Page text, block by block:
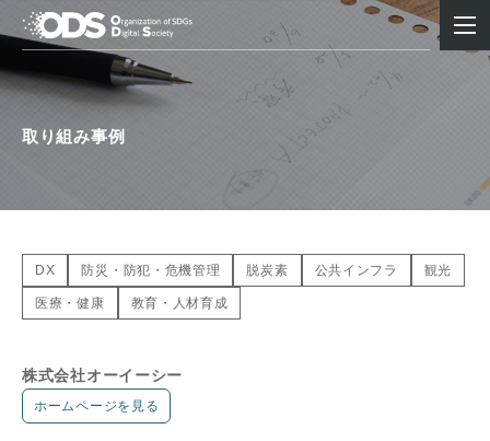
取り組み事例
DX 防災・防犯・危機管理 脱炭素 公共インフラ 観光
医療・健康 教育・人材育成
株式会社オーイーシー
ホームページを見る